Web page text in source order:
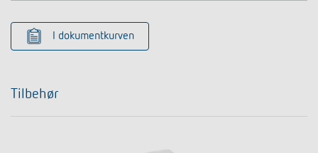
I dokumentkurven
Tilbehør